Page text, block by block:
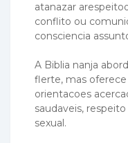
atanazar
conflito ou
consciencia
A Biblia nanja
flerte, mas oferece
orientacoes
saudaveis,
sexual.